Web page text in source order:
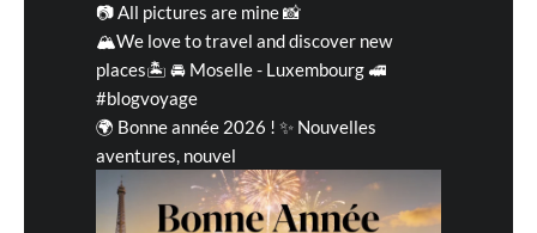
📷 All pictures are mine 📸
🏔We love to travel and discover new
places🏝 🚘 Moselle - Luxembourg 🚅
#blogvoyage
🌍 Bonne année 2026 ! ✨ Nouvelles
aventures, nouvel